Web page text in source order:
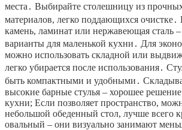
места․ Выбирайте столешницу из
материалов, легко поддающихся
камень, ламинат или нержавеющая сталь
варианты для маленькой кухни․ Для
можно использовать складной или
легко убирается после использования․
быть компактными и удобными․
высокие барные стулья – хорошее
кухни; Если позволяет пространство,
небольшой обеденный стол, лучше всего
овальный – они визуально занимают